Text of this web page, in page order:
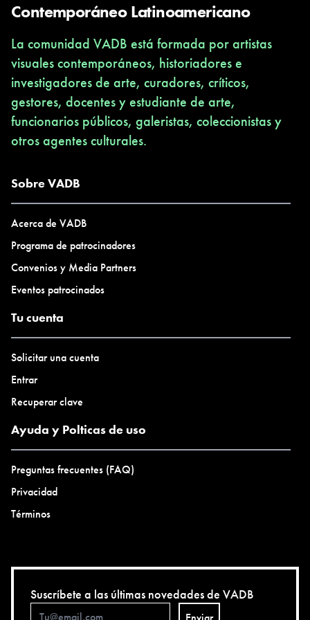
Contemporáneo Latinoamericano
La comunidad VADB está formada por artistas
visuales contemporáneos, historiadores e
investigadores de arte, curadores, críticos,
gestores, docentes y estudiante de arte,
funcionarios públicos, galeristas, coleccionistas y
otros agentes culturales.
Sobre VADB
Acerca de VADB
Programa de patrocinadores
Convenios y Media Partners
Eventos patrocinados
Tu cuenta
Solicitar una cuenta
Entrar
Recuperar clave
Ayuda y Polticas de uso
Preguntas frecuentes (FAQ)
Privacidad
Términos
Suscríbete a las últimas novedades de VADB